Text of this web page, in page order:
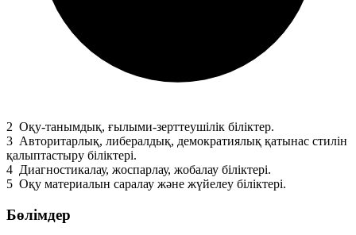
2 Оқу-танымдық, ғылыми-зерттеушілік біліктер.
3 Авторитарлық, либералдық, демократиялық қатынас стилін
қалыптастыру біліктері.
4 Диагностикалау, жоспарлау, жобалау біліктері.
5 Оқу материалын саралау және жүйелеу біліктері.
Бөлімдер